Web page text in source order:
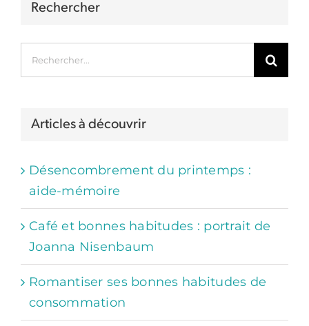
Rechercher
Rechercher:
Articles à découvrir
Désencombrement du printemps :
aide-mémoire
Café et bonnes habitudes : portrait de
Joanna Nisenbaum
Romantiser ses bonnes habitudes de
consommation